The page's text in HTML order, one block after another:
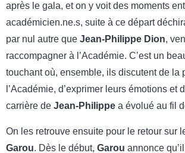
après le gala, et on y voit des moments
académicien.ne.s, suite à ce départ
par nul autre que Jean-Philippe Dion,
raccompagner à l’Académie. C’est un
touchant où, ensemble, ils discutent de la
l’Académie, d’exprimer leurs émotions et
carrière de Jean-Philippe a évolué au fil
On les retrouve ensuite pour le retour sur
Garou. Dès le début, Garou annonce